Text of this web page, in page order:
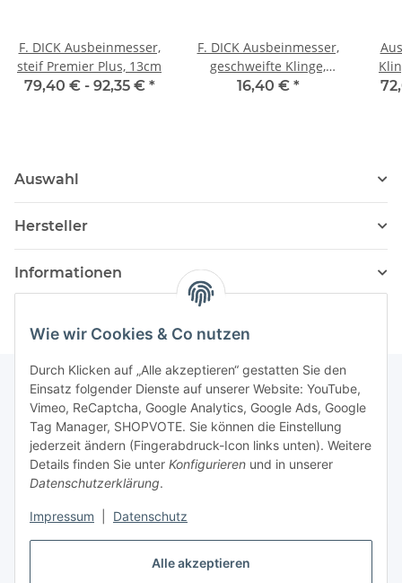
Alle akzeptieren
Wie wir Cookies & Co nutzen
Durch Klicken auf „Alle akzeptieren“ gestatten Sie den
Einsatz folgender Dienste auf unserer Website: YouTube,
Vimeo, ReCaptcha, Google Analytics, Google Ads, Google
Tag Manager, SHOPVOTE. Sie können die Einstellung
jederzeit ändern (Fingerabdruck-Icon links unten). Weitere
Details finden Sie unter Konfigurieren und in unserer
Datenschutzerklärung.
Impressum Datenschutz
F. DICK Ausbeinmesser,
steif Premier Plus, 13cm
79,40 € - 92,35 € *
F. DICK Ausbeinmesser,
geschweifte Klinge,
semi-flexibel ErgoGrip,
16,40 € *
Auswahl
Hersteller
Informationen
Newsletter Abonnieren
Bitte senden Sie mir entsprechend Ihrer
Datenschutzerklärungregelmäßig und jederzeit widerruflich
Abonnieren
Newsletter Abonnieren